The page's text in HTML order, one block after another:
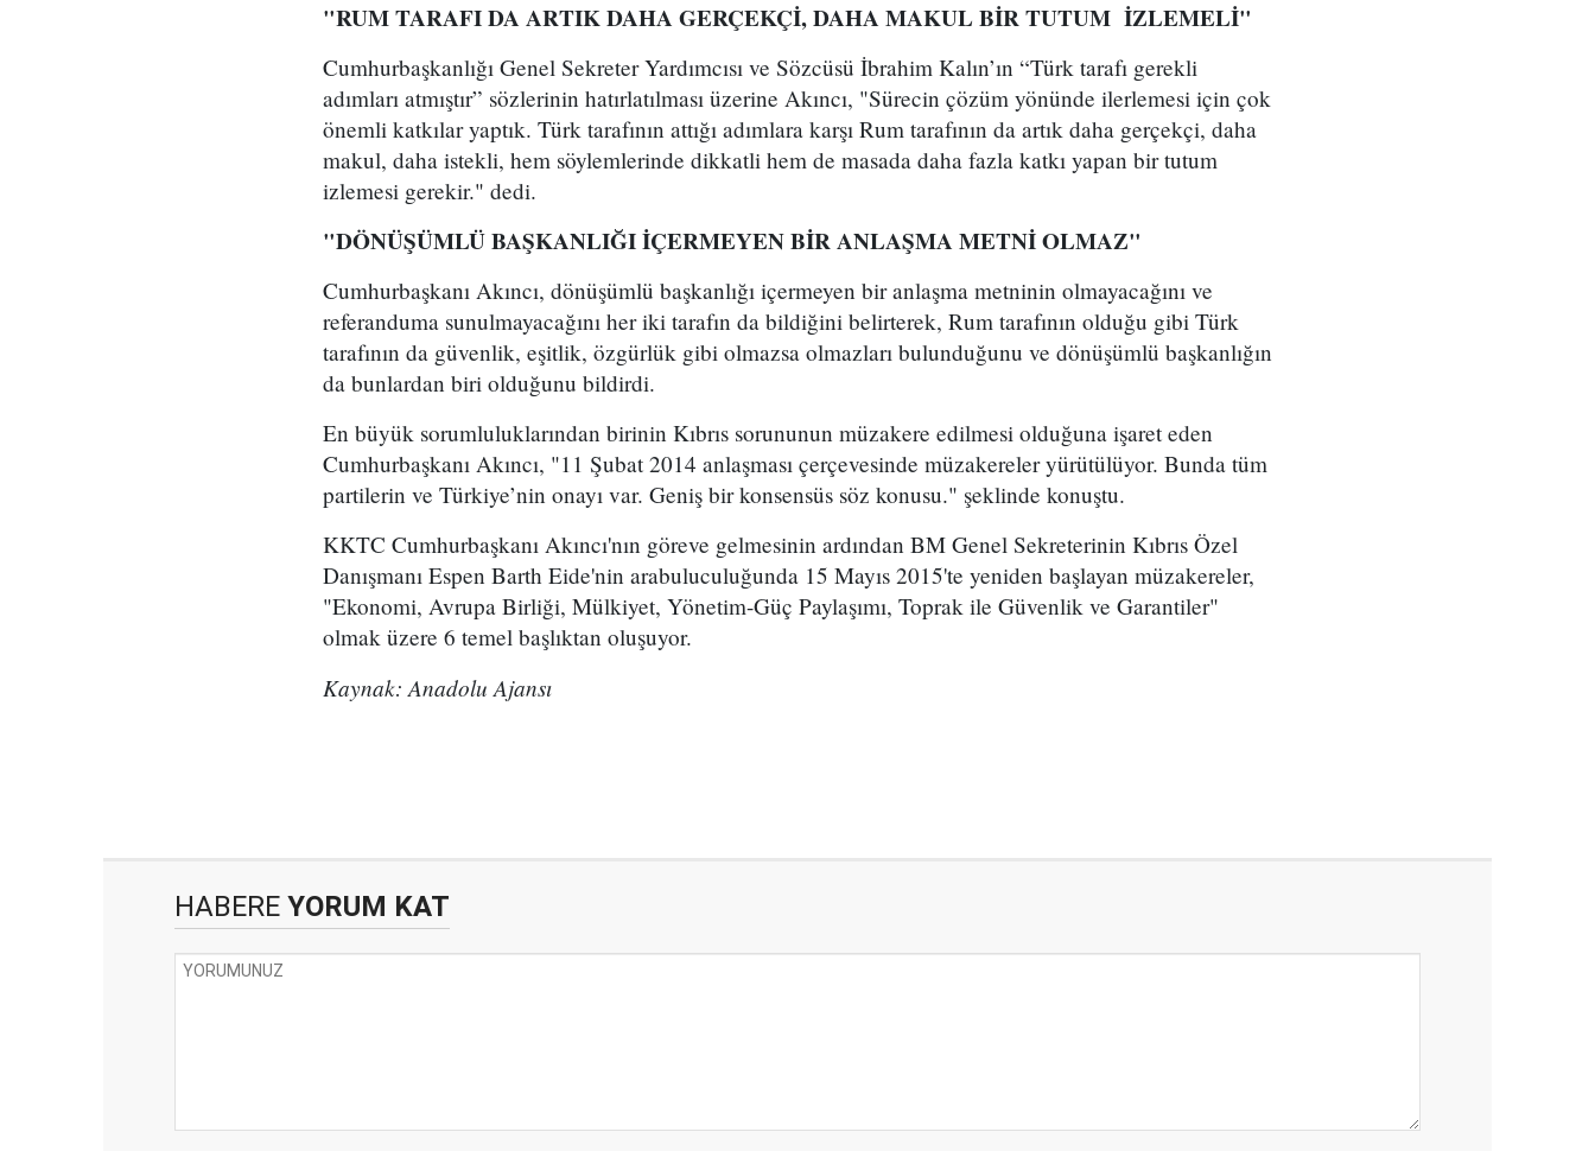
"RUM TARAFI DA ARTIK DAHA GERÇEKÇİ, DAHA MAKUL BİR TUTUM İZLEMELİ"
Cumhurbaşkanlığı Genel Sekreter Yardımcısı ve Sözcüsü İbrahim Kalın’ın “Türk tarafı gerekli
adımları atmıştır” sözlerinin hatırlatılması üzerine Akıncı, "Sürecin çözüm yönünde ilerlemesi için çok
önemli katkılar yaptık. Türk tarafının attığı adımlara karşı Rum tarafının da artık daha gerçekçi, daha
makul, daha istekli, hem söylemlerinde dikkatli hem de masada daha fazla katkı yapan bir tutum
izlemesi gerekir." dedi.
"DÖNÜŞÜMLÜ BAŞKANLIĞI İÇERMEYEN BİR ANLAŞMA METNİ OLMAZ"
Cumhurbaşkanı Akıncı, dönüşümlü başkanlığı içermeyen bir anlaşma metninin olmayacağını ve
referanduma sunulmayacağını her iki tarafın da bildiğini belirterek, Rum tarafının olduğu gibi Türk
tarafının da güvenlik, eşitlik, özgürlük gibi olmazsa olmazları bulunduğunu ve dönüşümlü başkanlığın
da bunlardan biri olduğunu bildirdi.
En büyük sorumluluklarından birinin Kıbrıs sorununun müzakere edilmesi olduğuna işaret eden
Cumhurbaşkanı Akıncı, "11 Şubat 2014 anlaşması çerçevesinde müzakereler yürütülüyor. Bunda tüm
partilerin ve Türkiye’nin onayı var. Geniş bir konsensüs söz konusu." şeklinde konuştu.
KKTC Cumhurbaşkanı Akıncı'nın göreve gelmesinin ardından BM Genel Sekreterinin Kıbrıs Özel
Danışmanı Espen Barth Eide'nin arabuluculuğunda 15 Mayıs 2015'te yeniden başlayan müzakereler,
"Ekonomi, Avrupa Birliği, Mülkiyet, Yönetim-Güç Paylaşımı, Toprak ile Güvenlik ve Garantiler"
olmak üzere 6 temel başlıktan oluşuyor.
Kaynak: Anadolu Ajansı
HABERE YORUM KAT